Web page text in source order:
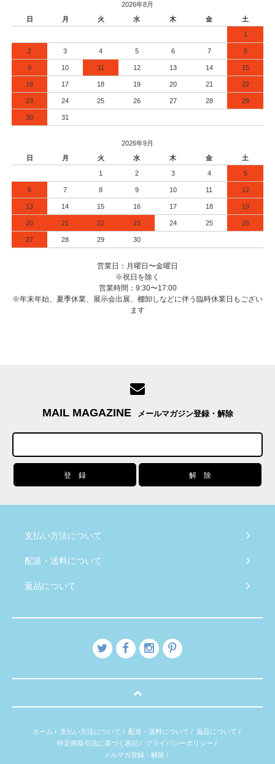
2026年8月
日
月 火 水 木 金 土
1
2 3 4 5 6 7 8
9 10 11 12 13 14 15
16 17 18 19 20 21 22
23 24 25 26 27 28 29
30 31
2026年9月
日
月 火 水 木 金 土
1 2 3 4 5
6 7 8 9 10 11 12
13 14 15 16 17 18 19
20 21 22 23 24 25 26
27 28 29 30
営業日：月曜日〜金曜日
※祝日を除く
営業時間：9:30〜17:00
※年末年始、夏季休業、展示会出展、棚卸しなどに伴う臨時休業日もござい
ます
MAIL MAGAZINE メールマガジン登録・解除
支払い方法について
配送・送料について
返品について
ホーム / 支払い方法について / 配送・送料について / 返品について /
特定商取引法に基づく表記/ プライバシーポリシー /
メルマガ登録・解除/